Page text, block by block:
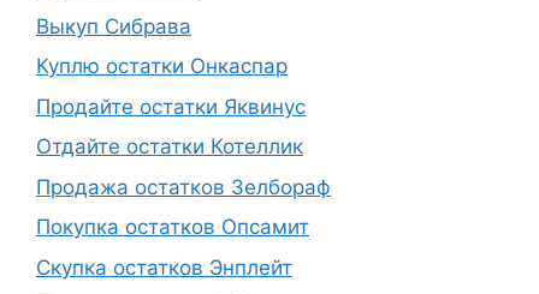
Выкуп Сибрава
Куплю остатки Онкаспар
Продайте остатки Яквинус
Отдайте остатки Котеллик
Продажа остатков Зелбораф
Покупка остатков Опсамит
Скупка остатков Энплейт